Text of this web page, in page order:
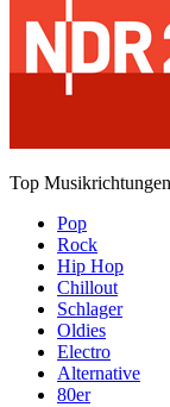
Top Musikrichtungen
Pop
Rock
Hip Hop
Chillout
Schlager
Oldies
Electro
Alternative
80er